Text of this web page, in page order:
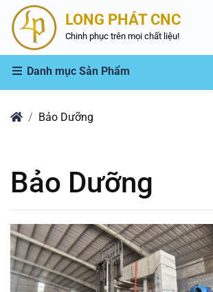
LONG PHÁT CNC
Chinh phục trên mọi chất liệu!
Danh mục Sản Phẩm
HomeBảo Dưỡng
Bảo Dưỡng